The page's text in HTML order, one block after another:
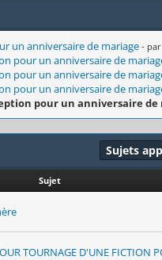
un anniversaire de mariage -
pour un anniversaire de
pour un anniversaire de
pour un anniversaire de
pour un anniversaire
Sujets
Sujet
TOURNAGE D'UNE FICTION